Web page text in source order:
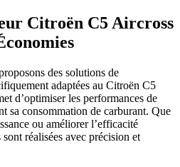
Citroën C5 Aircross
des solutions de
adaptées au Citroën C5
d’optimiser les performances de
sa consommation de carburant. Que
ou améliorer l’efficacité
réalisées avec précision et